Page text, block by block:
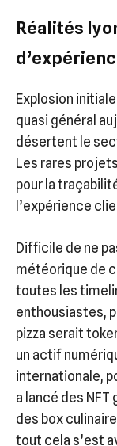
Réalités
Explosion
quasi général
désertent le
Les rares
pour la
l’expérience
Difficile de ne
météorique de
toutes les
enthousiastes,
pizza serait
un actif
internationale,
a lancé des
des box
tout cela s’est